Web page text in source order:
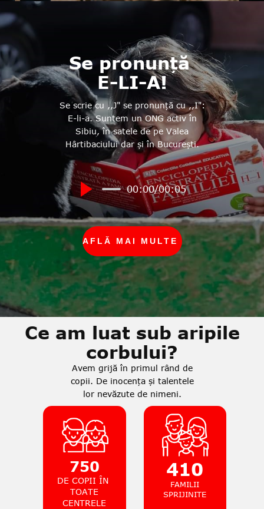
Se pronunță
E-LI-A!
Se scrie cu ,,J" se pronunță cu ,,I":
E-li-a. Suntem un ONG activ în
Sibiu, în satele de pe Valea
Hârtibaciului dar și în București.
00:00/00:05
AFLĂ MAI MULTE
Ce am luat sub aripile
corbului?
Avem grijă în primul rând de
copii. De inocența și talentele
lor nevăzute de nimeni.
750
DE COPII ÎN
TOATE
CENTRELE
410
FAMILII
SPRIJINITE